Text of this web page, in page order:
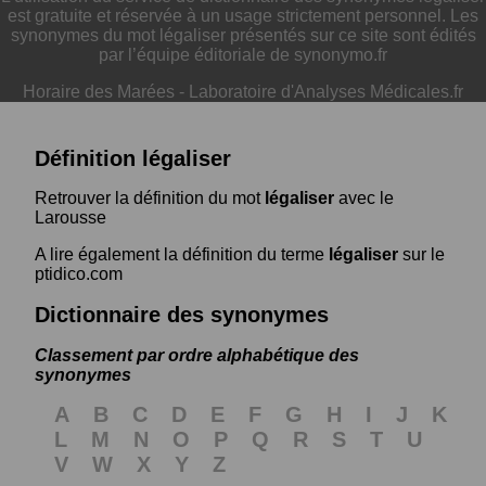
est gratuite et réservée à un usage strictement personnel. Les
synonymes du mot légaliser présentés sur ce site sont édités
par l’équipe éditoriale de synonymo.fr
Horaire des Marées - Laboratoire d'Analyses Médicales.fr
Définition légaliser
Retrouver la définition du mot légaliser avec le
Larousse
A lire également la définition du terme légaliser sur le
ptidico.com
Dictionnaire des synonymes
Classement par ordre alphabétique des
synonymes
A B C D E F G H I J
K
L
M N O P Q R S T
U
V
W X Y Z